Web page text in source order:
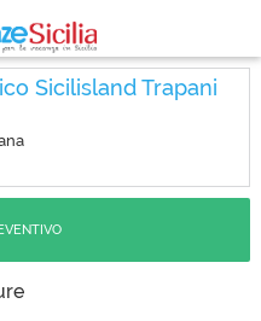
Sicilisland Trapani